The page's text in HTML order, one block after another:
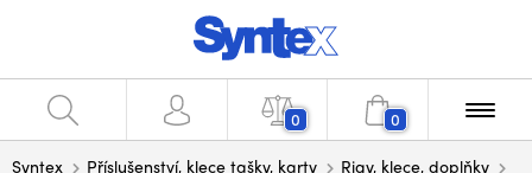
0 0
Syntex Příslušenství, klece tašky, karty
Rigy, klece, doplňky